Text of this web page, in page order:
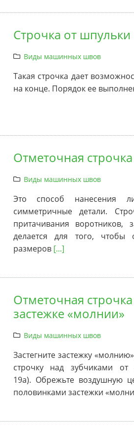
Строчка от шпульки
Виды машинных швов
Такая строчка дает
на конце. Порядок ее
Отметочная строчка
Виды машинных швов
Это способ нанесения
симметричные детали.
притачивания воротников,
делается для того, чтобы
размеров [...]
Отметочная
застежке «молнии»
Виды машинных швов
Застегните застежку
строчку над зубчиками
19а). Обрежьте воздушную
половинками застежки